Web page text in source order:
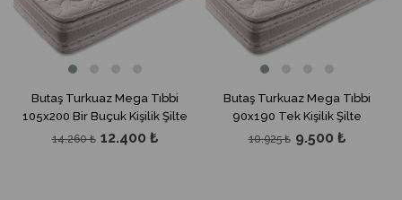
Butaş Turkuaz Mega Tıbbi
105x200 Bir Buçuk Kişilik Şilte
12.400 ₺
14.260 ₺
Butaş Turkuaz Mega Tıbbi
90x190 Tek Kişilik Şilte
9.500 ₺
10.925 ₺